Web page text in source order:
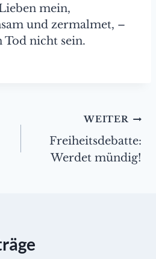
mein,
und zermalmet, –
nicht sein.
WEITER
Freiheitsdebatte:
Werdet mündig!